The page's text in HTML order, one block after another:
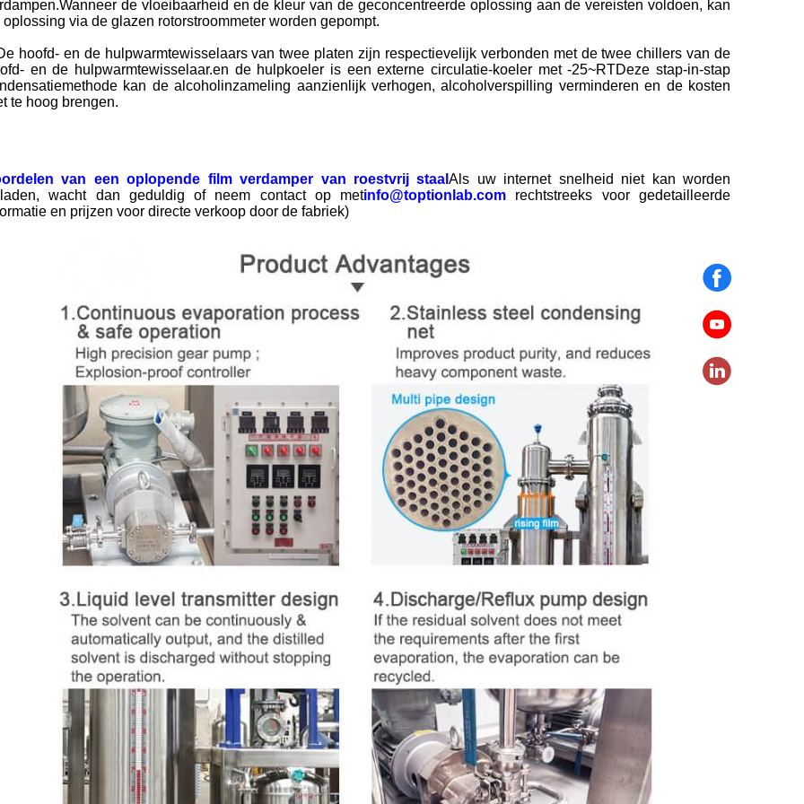
de vloeibaarheid en de kleur van de geconcentreerde oplossing aan de vereisten voldoen, kan
oplossing via de glazen rotorstroommeter worden gepompt.
hoofd- en de hulpwarmtewisselaars van twee platen zijn respectievelijk verbonden met de twee chillers van de
en de hulpwarmtewisselaar.en de hulpkoeler is een externe circulatie-koeler met -25~RTDeze stap-in-stap
kan de alcoholinzameling aanzienlijk verhogen, alcoholverspilling verminderen en de kosten
te hoog brengen.
van een oplopende film verdamper van roestvrij staalAls uw internet snelheid niet kan worden
wacht dan geduldig of neem contact op metinfo@toptionlab.com
rechtstreeks voor gedetailleerde
en prijzen voor directe verkoop door de fabriek)